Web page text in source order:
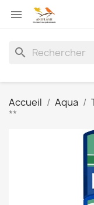

search
Accueil Aqua
**